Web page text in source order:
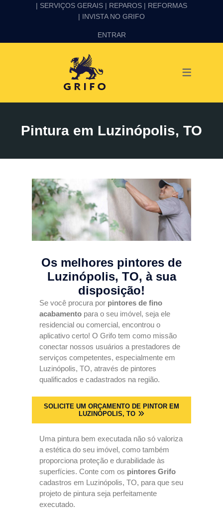
ALVENARIA E PEDREIRO
IMPERMEABILIZAÇÃO
PINTURA
REFORMA
| SERVIÇOS GERAIS | REPAROS | REFORMAS
| INVISTA NO GRIFO
ENTRAR
Pintura em Luzinópolis, TO
Os melhores pintores de
Luzinópolis, TO, à sua
disposição!
Se você procura por pintores de fino
acabamento para o seu imóvel, seja ele
residencial ou comercial, encontrou o
aplicativo certo! O Grifo tem como missão
conectar nossos usuários a prestadores de
serviços competentes, especialmente em
Luzinópolis, TO, através de pintores
qualificados e cadastrados na região.
SOLICITE UM ORÇAMENTO DE PINTOR EM
LUZINÓPOLIS, TO
Uma pintura bem executada não só valoriza
a estética do seu imóvel, como também
proporciona proteção e durabilidade às
superfícies. Conte com os pintores Grifo
cadastros em Luzinópolis, TO, para que seu
projeto de pintura seja perfeitamente
executado.